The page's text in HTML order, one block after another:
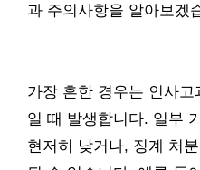
과 주의사항을 알아보겠
가장 흔한 경우는 인사
일 때 발생합니다. 일부
현저히 낮거나, 징계 처